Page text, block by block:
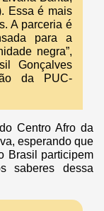
Essa é mais
A parceria é
para a
negra”,
Gonçalves
da PUC-
Centro Afro da
esperando que
Brasil participem
saberes dessa